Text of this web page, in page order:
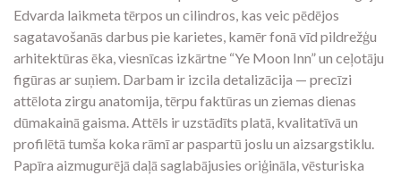
Edvarda laikmeta tērpos un cilindros, kas veic pēdējos
sagatavošanās darbus pie karietes, kamēr fonā vīd pildrežģu
arhitektūras ēka, viesnīcas izkārtne “Ye Moon Inn” un ceļotāju
figūras ar suņiem. Darbam ir izcila detalizācija — precīzi
attēlota zirgu anatomija, tērpu faktūras un ziemas dienas
dūmakainā gaisma. Attēls ir uzstādīts platā, kvalitatīvā un
profilētā tumša koka rāmī ar paspartū joslu un aizsargstiklu.
Papīra aizmugurējā daļā saglabājusies oriģināla, vēsturiska